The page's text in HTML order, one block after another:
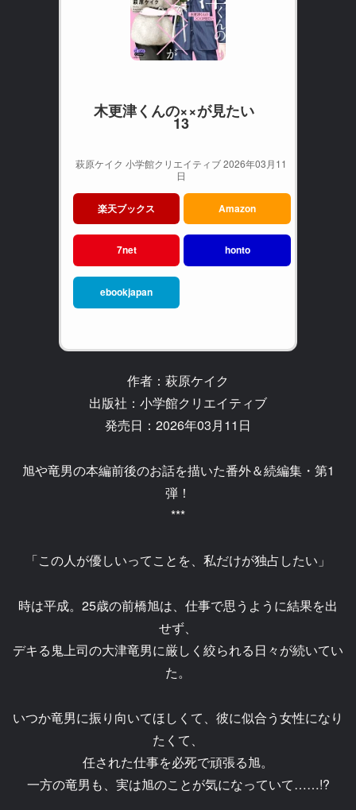
木更津くんの××が見たい
13
萩原ケイク 小学館クリエイティブ 2026年03月11
日
楽天ブックス Amazon
7net honto
ebookjapan
作者：萩原ケイク
出版社：小学館クリエイティブ
発売日：2026年03月11日
旭や竜男の本編前後のお話を描いた番外＆続編集・第1
弾！
***
「この人が優しいってことを、私だけが独占したい」
時は平成。25歳の前橋旭は、仕事で思うように結果を出
せず、
デキる鬼上司の大津竜男に厳しく絞られる日々が続いてい
た。
いつか竜男に振り向いてほしくて、彼に似合う女性になり
たくて、
任された仕事を必死で頑張る旭。
一方の竜男も、実は旭のことが気になっていて……!?